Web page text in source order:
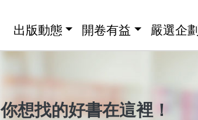
出版動態 開卷有益 嚴選企劃
你想找的好書在這裡！